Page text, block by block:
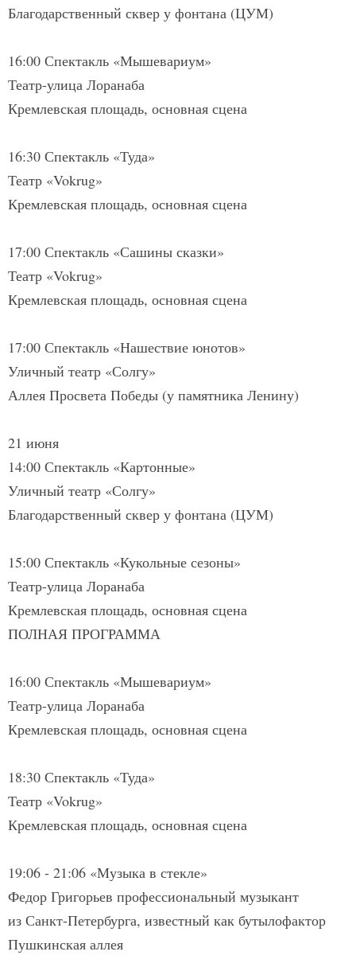
Благодарственный сквер у фонтана (ЦУМ)
16:00 Спектакль «Мышевариум»
Театр-улица Лоранаба
Кремлевская площадь, основная сцена
16:30 Спектакль «Туда»
Театр «Vokrug»
Кремлевская площадь, основная сцена
17:00 Спектакль «Сашины сказки»
Театр «Vokrug»
Кремлевская площадь, основная сцена
17:00 Спектакль «Нашествие юнотов»
Уличный театр «Солгу»
Аллея Просвета Победы (у памятника Ленину)
21 июня
14:00 Спектакль «Картонные»
Уличный театр «Солгу»
Благодарственный сквер у фонтана (ЦУМ)
15:00 Спектакль «Кукольные сезоны»
Театр-улица Лоранаба
Кремлевская площадь, основная сцена
ПОЛНАЯ ПРОГРАММА
16:00 Спектакль «Мышевариум»
Театр-улица Лоранаба
Кремлевская площадь, основная сцена
18:30 Спектакль «Туда»
Театр «Vokrug»
Кремлевская площадь, основная сцена
19:06 - 21:06 «Музыка в стекле»
Федор Григорьев профессиональный музыкант
из Санкт-Петербурга, известный как бутылофактор
Пушкинская аллея